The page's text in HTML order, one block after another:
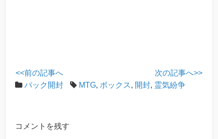
<<前の記事へ
次の記事へ>>
パック開封
MTG, ボックス, 開封, 霊気紛争
コメントを残す